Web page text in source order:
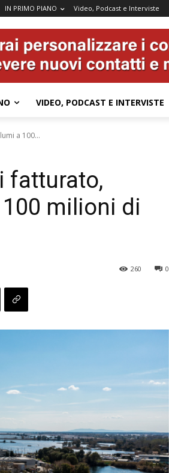
IN PRIMO PIANO Video, Podcast e Interviste
VIDEO, PODCAST E INTERVISTE
a 100...
fatturato,
milioni di
0
260